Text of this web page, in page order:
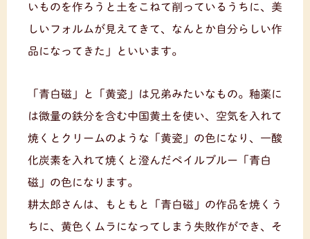
いものを作ろうと土をこねて削っているうちに、美
しいフォルムが見えてきて、なんとか自分らしい作
品になってきた」といいます。
「青白磁」と「黄瓷」は兄弟みたいなもの。釉薬に
は微量の鉄分を含む中国黄土を使い、空気を入れて
焼くとクリームのような「黄瓷」の色になり、一酸
化炭素を入れて焼くと澄んだペイルブルー「青白
磁」の色になります。
耕太郎さんは、もともと「青白磁」の作品を焼くう
ちに、黄色くムラになってしまう失敗作ができ、そ